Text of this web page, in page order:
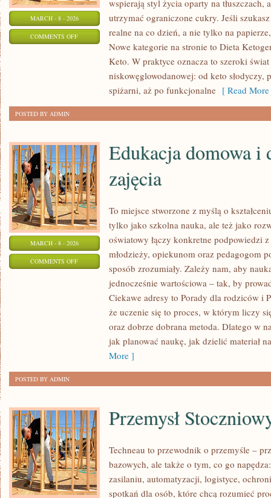
MARCH - 8 - 2026
COMMENTS OFFON
PSYCHICZNE
wspierają styl życia oparty na tłuszczach,
utrzymać ograniczone cukry. Jeśli
realne na co dzień, a nie tylko na
Nowe kategorie na stronie to Dieta
Keto. W praktyce oznacza to szeroki
niskowęglowodanowej: od keto
spiżarni, aż po funkcjonalne [ Read
POSTED BY ADMIN
MARCH - 8 - 2026
COMMENTS OFFON
Edukacja domowa i
zajęcia
To miejsce stworzone z myślą o
tylko jako szkolna nauka, ale też jako
oświatowy łączy konkretne podpowiedzi
młodzieży, opiekunom oraz pedagogom
sposób zrozumiały. Zależy nam, aby
jednocześnie wartościowa – tak, by
Ciekawe adresy to Porady dla rodziców i
że uczenie się to proces, w którym liczy
oraz dobrze dobrana metoda. Dlatego w
jak planować naukę, jak dzielić materiał
More ]
POSTED BY ADMIN
Przemysł
Techneau to przewodnik o przemyśle –
bazowych, ale także o tym, co go
zasilaniu, automatyzacji, logistyce,
spotkań dla osób, które chcą rozumieć